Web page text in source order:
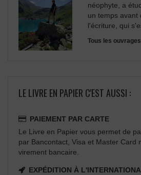
néophyte, a
un temps avant
l'écriture, qui
Tous les
LE LIVRE EN PAPIER C'EST AUSSI :
PAIEMENT PAR CARTE
Le Livre en Papier vous permet de
par Bancontact, Visa et Master Card
virement bancaire.
EXPÉDITION À